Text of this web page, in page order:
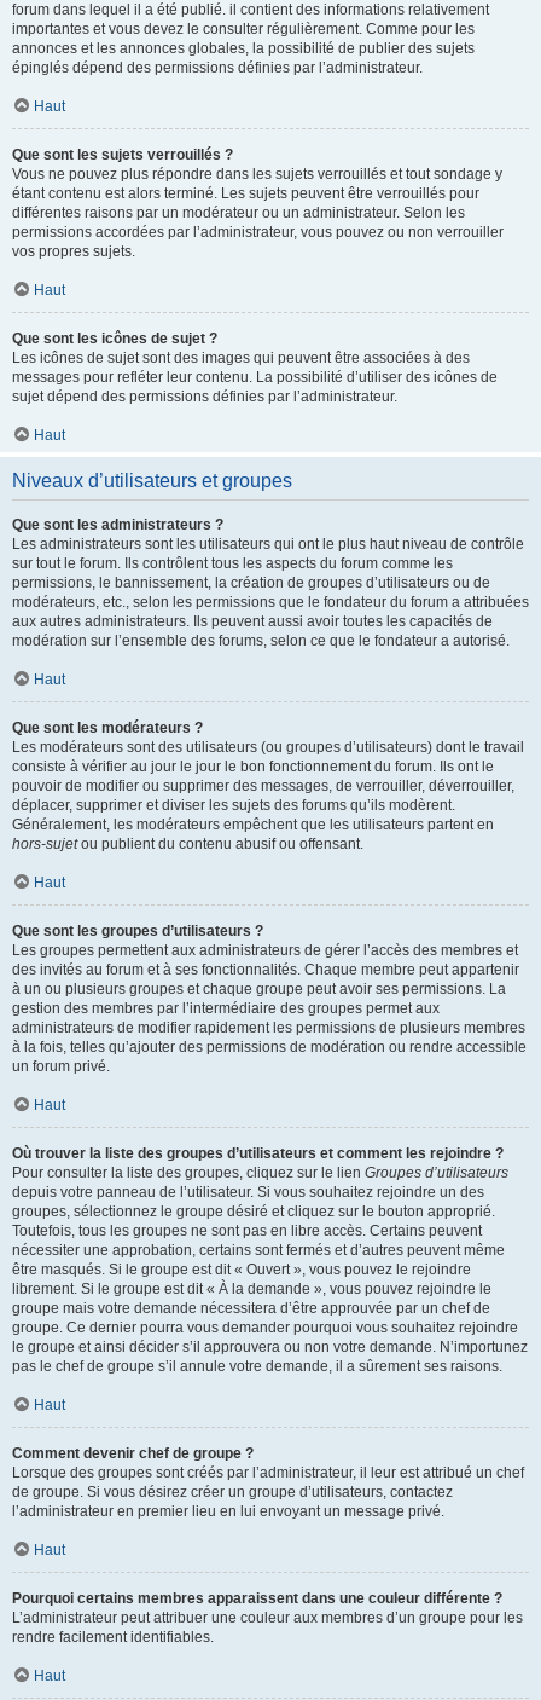
forum dans lequel il a été publié. il contient des informations relativement
importantes et vous devez le consulter régulièrement. Comme pour les
annonces et les annonces globales, la possibilité de publier des sujets
épinglés dépend des permissions définies par l’administrateur.
Haut
Que sont les sujets verrouillés ?
Vous ne pouvez plus répondre dans les sujets verrouillés et tout sondage y
étant contenu est alors terminé. Les sujets peuvent être verrouillés pour
différentes raisons par un modérateur ou un administrateur. Selon les
permissions accordées par l’administrateur, vous pouvez ou non verrouiller
vos propres sujets.
Haut
Que sont les icônes de sujet ?
Les icônes de sujet sont des images qui peuvent être associées à des
messages pour refléter leur contenu. La possibilité d’utiliser des icônes de
sujet dépend des permissions définies par l’administrateur.
Haut
Niveaux d’utilisateurs et groupes
Que sont les administrateurs ?
Les administrateurs sont les utilisateurs qui ont le plus haut niveau de contrôle
sur tout le forum. Ils contrôlent tous les aspects du forum comme les
permissions, le bannissement, la création de groupes d’utilisateurs ou de
modérateurs, etc., selon les permissions que le fondateur du forum a attribuées
aux autres administrateurs. Ils peuvent aussi avoir toutes les capacités de
modération sur l’ensemble des forums, selon ce que le fondateur a autorisé.
Haut
Que sont les modérateurs ?
Les modérateurs sont des utilisateurs (ou groupes d’utilisateurs) dont le travail
consiste à vérifier au jour le jour le bon fonctionnement du forum. Ils ont le
pouvoir de modifier ou supprimer des messages, de verrouiller, déverrouiller,
déplacer, supprimer et diviser les sujets des forums qu’ils modèrent.
Généralement, les modérateurs empêchent que les utilisateurs partent en
hors-sujetou publient du contenu abusif ou offensant.
Haut
Que sont les groupes d’utilisateurs ?
Les groupes permettent aux administrateurs de gérer l’accès des membres et
des invités au forum et à ses fonctionnalités. Chaque membre peut appartenir
à un ou plusieurs groupes et chaque groupe peut avoir ses permissions. La
gestion des membres par l’intermédiaire des groupes permet aux
administrateurs de modifier rapidement les permissions de plusieurs membres
à la fois, telles qu’ajouter des permissions de modération ou rendre accessible
un forum privé.
Haut
Où trouver la liste des groupes d’utilisateurs et comment les rejoindre ?
Pour consulter la liste des groupes, cliquez sur le lien Groupes d’utilisateurs
depuis votre panneau de l’utilisateur. Si vous souhaitez rejoindre un des
groupes, sélectionnez le groupe désiré et cliquez sur le bouton approprié.
Toutefois, tous les groupes ne sont pas en libre accès. Certains peuvent
nécessiter une approbation, certains sont fermés et d’autres peuvent même
être masqués. Si le groupe est dit « Ouvert », vous pouvez le rejoindre
librement. Si le groupe est dit « À la demande », vous pouvez rejoindre le
groupe mais votre demande nécessitera d’être approuvée par un chef de
groupe. Ce dernier pourra vous demander pourquoi vous souhaitez rejoindre
le groupe et ainsi décider s’il approuvera ou non votre demande. N’importunez
pas le chef de groupe s’il annule votre demande, il a sûrement ses raisons.
Haut
Comment devenir chef de groupe ?
Lorsque des groupes sont créés par l’administrateur, il leur est attribué un chef
de groupe. Si vous désirez créer un groupe d’utilisateurs, contactez
l’administrateur en premier lieu en lui envoyant un message privé.
Haut
Pourquoi certains membres apparaissent dans une couleur différente ?
L’administrateur peut attribuer une couleur aux membres d’un groupe pour les
rendre facilement identifiables.
Haut